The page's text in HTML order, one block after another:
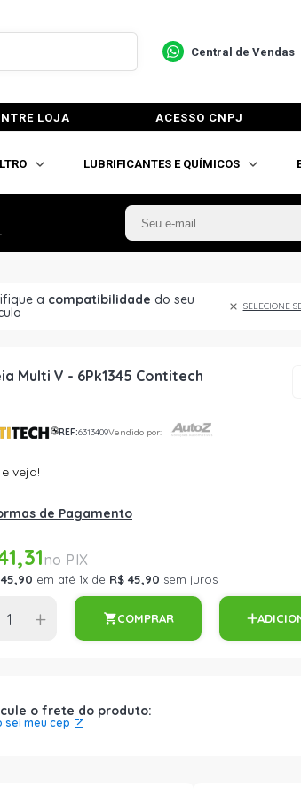
Central de Vendas
LOJA ACESSO CNPJ
LUBRIFICANTES E QUÍMICOS
a compatibilidade do seu
SELECIONE
Multi V - 6Pk1345 Contitech
REF:6313409Vendido por:
veja!
de Pagamento
em até 1x de R$ 45,90 sem juros
+ COMPRAR
o frete do produto:
sei meu cep